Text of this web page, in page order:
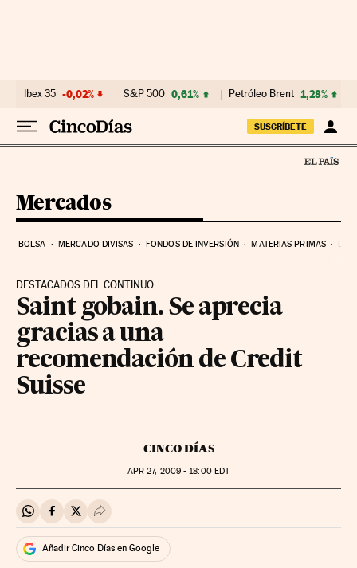
Ibex 35 -0,02% S&P 500 0,61% Petróleo Brent 1,28%
SUSCRÍBETE
Mercados
BOLSA MERCADO DIVISAS FONDOS DE INVERSIÓN MATERIAS PRIMAS
DESTACADOS DEL CONTINUO
Saint gobain. Se aprecia
gracias a una
recomendación de Credit
Suisse
CINCO DÍAS
APR 27, 2009 - 18:00EDT
Compartir en Whatsapp
Compartir en Facebook
Compartir en Twitter
Desplegar Redes Sociales
Añadir Cinco Días en Google